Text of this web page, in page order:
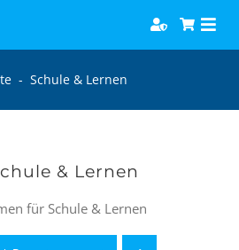
- Schule & Lernen
& Lernen
für Schule & Lernen